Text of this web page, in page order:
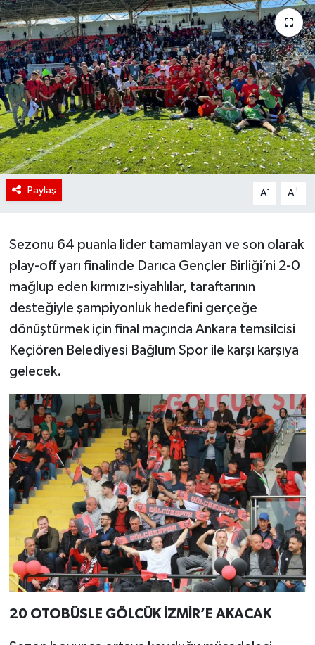
Paylaş A- A+
Sezonu 64 puanla lider tamamlayan ve son olarak
play-off yarı finalinde Darıca Gençler Birliği’ni 2-0
mağlup eden kırmızı-siyahlılar, taraftarının
desteğiyle şampiyonluk hedefini gerçeğe
dönüştürmek için final maçında Ankara temsilcisi
Keçiören Belediyesi Bağlum Spor ile karşı karşıya
gelecek.
20 OTOBÜSLE GÖLCÜK İZMİR’E AKACAK